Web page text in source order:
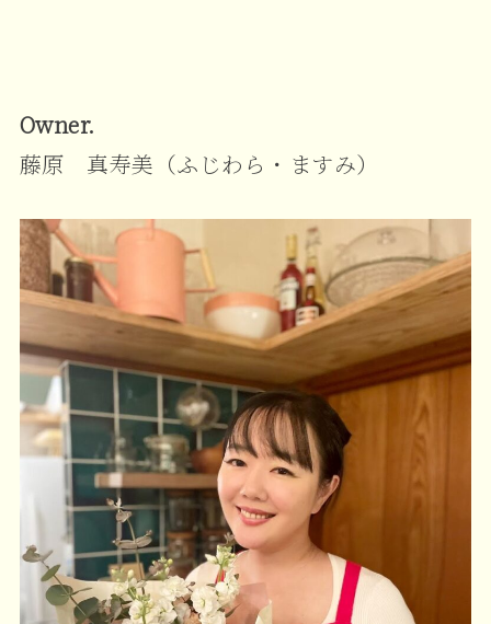
Owner.
藤原 真寿美（ふじわら・ますみ）